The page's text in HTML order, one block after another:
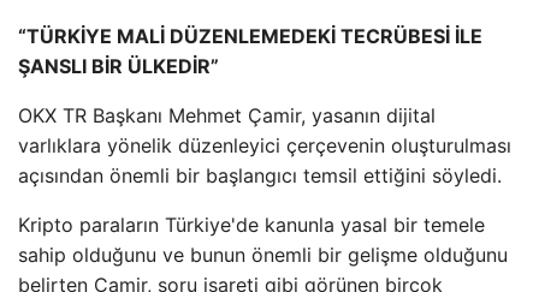
“TÜRKİYE MALİ DÜZENLEMEDEKİ TECRÜBESİ İLE
ŞANSLI BİR ÜLKEDİR”
OKX TR Başkanı Mehmet Çamir, yasanın dijital
varlıklara yönelik düzenleyici çerçevenin oluşturulması
açısından önemli bir başlangıcı temsil ettiğini söyledi.
Kripto paraların Türkiye'de kanunla yasal bir temele
sahip olduğunu ve bunun önemli bir gelişme olduğunu
belirten Çamir, soru işareti gibi görünen birçok